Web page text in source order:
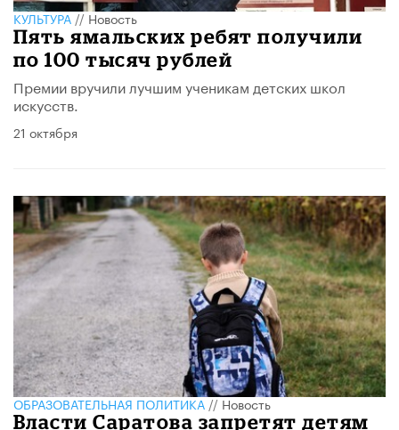
КУЛЬТУРА//Новость
Пять ямальских ребят получили
по 100 тысяч рублей
Премии вручили лучшим ученикам детских школ
искусств.
21 октября
ОБРАЗОВАТЕЛЬНАЯ ПОЛИТИКА//Новость
Власти Саратова запретят детям